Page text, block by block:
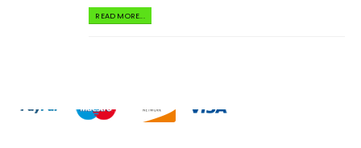
READ MORE...